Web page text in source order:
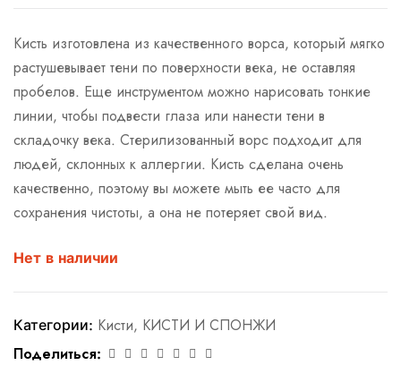
Кисть изготовлена из качественного ворса, который мягко
растушевывает тени по поверхности века, не оставляя
пробелов. Еще инструментом можно нарисовать тонкие
линии, чтобы подвести глаза или нанести тени в
складочку века. Стерилизованный ворс подходит для
людей, склонных к аллергии. Кисть сделана очень
качественно, поэтому вы можете мыть ее часто для
сохранения чистоты, а она не потеряет свой вид.
Нет в наличии
Категории: Кисти, КИСТИ И СПОНЖИ
Поделиться: